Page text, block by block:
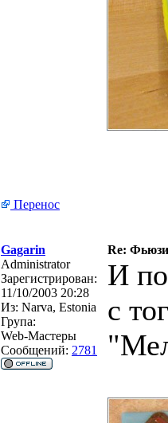
Перенос
Gagarin
Re:
Administrator
Зарегистрирован:
11/10/2003 20:28
Из: Narva, Estonia
Група:
Web-Мастеры
Сообщений: 2781
И
с